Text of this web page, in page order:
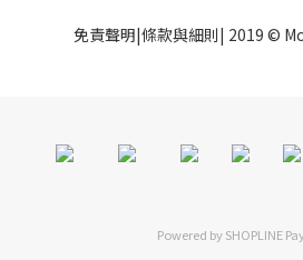
免責聲明|條款與細則| 2019 ©
Powered bySHOPLINE